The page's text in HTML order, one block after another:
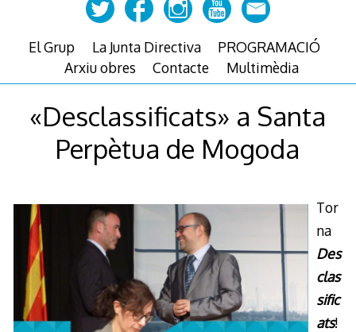
El Grup La Junta Directiva
PROGRAMACIÓ
Arxiu obres
Contacte Multimèdia
«Desclassificats» a Santa
Perpètua de Mogoda
Tor
na
Des
clas
sific
ats!